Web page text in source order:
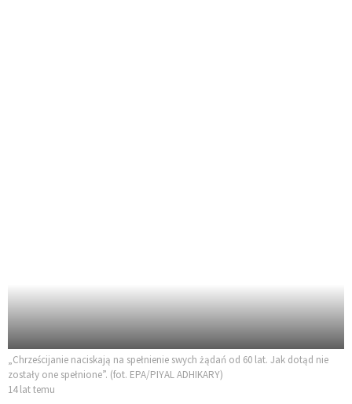
„Chrześcijanie naciskają na spełnienie swych żądań od 60 lat. Jak dotąd nie
zostały one spełnione”. (fot. EPA/PIYAL ADHIKARY)
14 lat temu